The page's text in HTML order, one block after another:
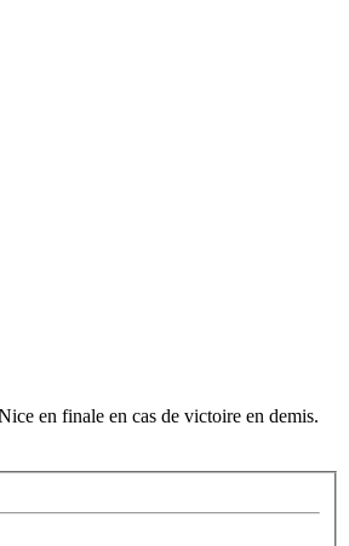
en finale en cas de victoire en demis.